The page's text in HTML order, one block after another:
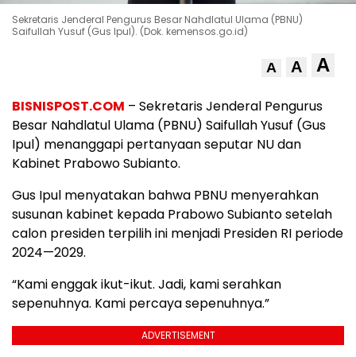
Sekretaris Jenderal Pengurus Besar Nahdlatul Ulama (PBNU)
Saifullah Yusuf (Gus Ipul). (Dok. kemensos.go.id)
A A A
BISNISPOST.COM – Sekretaris Jenderal Pengurus
Besar Nahdlatul Ulama (PBNU) Saifullah Yusuf (Gus
Ipul) menanggapi pertanyaan seputar NU dan
Kabinet Prabowo Subianto.
Gus Ipul menyatakan bahwa PBNU menyerahkan
susunan kabinet kepada Prabowo Subianto setelah
calon presiden terpilih ini menjadi Presiden RI periode
2024—2029.
“Kami enggak ikut-ikut. Jadi, kami serahkan
sepenuhnya. Kami percaya sepenuhnya.”
ADVERTISEMENT